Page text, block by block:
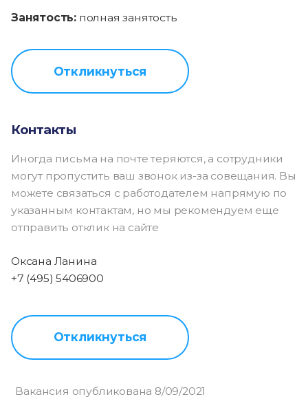
Занятость: полная занятость
Откликнуться
Контакты
Иногда письма на почте теряются, а сотрудники
могут пропустить ваш звонок из-за совещания. Вы
можете связаться с работодателем напрямую по
указанным контактам, но мы рекомендуем еще
отправить отклик на сайте
Оксана Ланина
+7 (495) 5406900
Откликнуться
Вакансия опубликована 8/09/2021